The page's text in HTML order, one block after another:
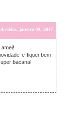
feira, janeiro 09, 2017
e fiquei bem
bacana!